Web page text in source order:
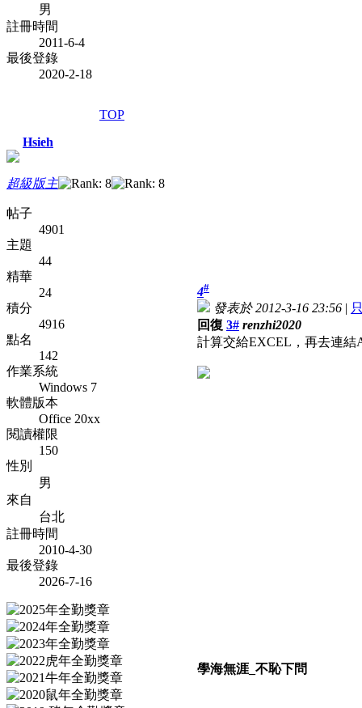
男
註冊時間
2011-6-4
最後登錄
2020-2-18
TOP
Hsieh
超級版主
帖子
4901
主題
44
精華
24
積分
4916
點名
142
作業系統
Windows 7
軟體版本
Office 20xx
閱讀權限
150
性別
男
來自
台北
註冊時間
2010-4-30
最後登錄
2026-7-16
4#
發表於 2012-3-16 23:56 |
回復 3# renzhi2020
計算交給EXCEL，再去連結
學海無涯_不恥下問